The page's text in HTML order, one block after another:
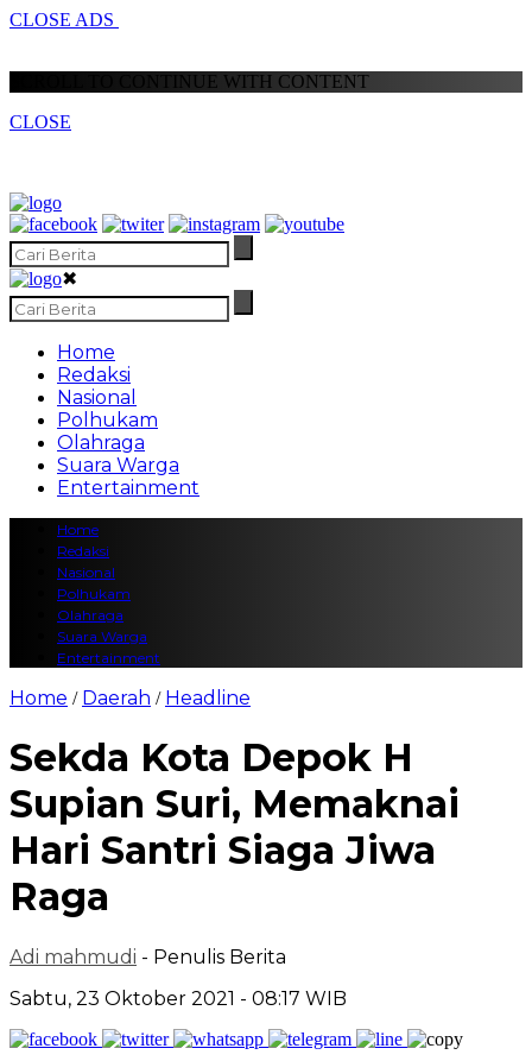
CLOSE ADS
SCROLL TO CONTINUE WITH CONTENT
CLOSE
✖
Home
Redaksi
Nasional
Polhukam
Olahraga
Suara Warga
Entertainment
Home
Redaksi
Nasional
Polhukam
Olahraga
Suara Warga
Entertainment
Home / Daerah / Headline
Sekda Kota Depok H
Supian Suri, Memaknai
Hari Santri Siaga Jiwa
Raga
Adi mahmudi - Penulis Berita
Sabtu, 23 Oktober 2021 - 08:17 WIB